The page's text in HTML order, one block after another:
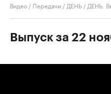
Видео / Передачи / ДЕНЬ / ДЕНЬ.
Выпуск за 22